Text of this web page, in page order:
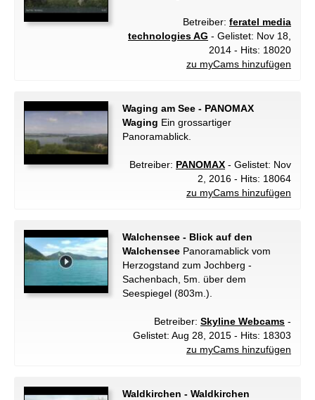
Betreiber: feratel media
technologies AG - Gelistet: Nov 18,
2014 - Hits: 18020
zu myCams hinzufügen
Waging am See - PANOMAX
Waging Ein grossartiger
Panoramablick.
Betreiber: PANOMAX - Gelistet: Nov
2, 2016 - Hits: 18064
zu myCams hinzufügen
Walchensee - Blick auf den
Walchensee Panoramablick vom
Herzogstand zum Jochberg -
Sachenbach, 5m. über dem
Seespiegel (803m.).
Betreiber: Skyline Webcams -
Gelistet: Aug 28, 2015 - Hits: 18303
zu myCams hinzufügen
Waldkirchen - Waldkirchen